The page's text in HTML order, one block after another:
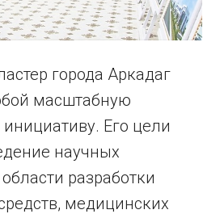
города Аркадаг
масштабную
Его цели
научных
разработки
медицинских